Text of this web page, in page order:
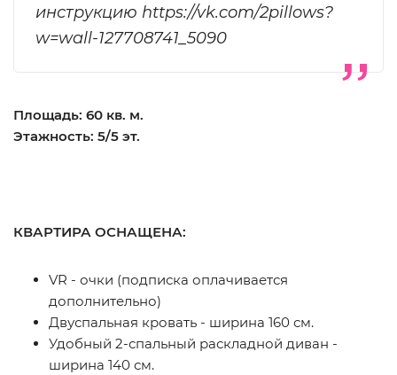
инструкцию https://vk.com/2pillows?
w=wall-127708741_5090
Площадь: 60 кв. м.
Этажность: 5/5 эт.
КВАРТИРА ОСНАЩЕНА:
VR - очки (подписка оплачивается
дополнительно)
Двуспальная кровать - ширина 160 см.
Удобный 2-спальный раскладной диван -
ширина 140 см.